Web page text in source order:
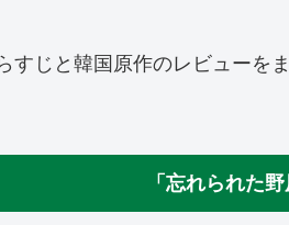
すじと韓国原作のレビューを
「忘れられた